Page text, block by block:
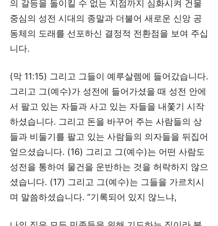
의 갈등을 돌이킬 수 없는 지점까지 심화시켜 건물
중심의 성전 시대의 종말과 더불어 새로운 신앙 공
동체의 도래를 선포하신 결정적 전환점을 보여 주십
니다.
(막 11:15) 그리고 그들이 예루살렘에 들어갔습니다.
그리고 그(예수)가 성전에 들어가셨을 때 성전 안에
서 팔고 있는 자들과 사고 있는 자들을 내쫓기 시작
하셨습니다. 그리고 돈을 바꾸어 주는 사람들의 상
들과 비둘기를 팔고 있는 사람들의 의자들을 뒤집어
엎으셨습니다. (16) 그리고 그(예수)는 어떤 사람도
성전을 통하여 물건을 운반하는 것을 허락하지 않으
셨습니다. (17) 그리고 그(예수)는 그들을 가르치시
며 말씀하셨습니다. “기록되어 있지 않느냐,